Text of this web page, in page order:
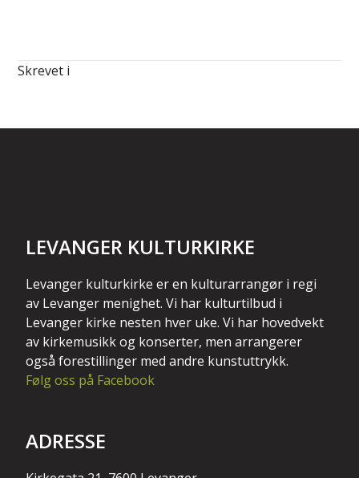
Skrevet i
LEVANGER KULTURKIRKE
Levanger kulturkirke er en kulturarrangør i regi
av Levanger menighet. Vi har kulturtilbud i
Levanger kirke nesten hver uke. Vi har hovedvekt
av kirkemusikk og konserter, men arrangerer
også forestillinger med andre kunstuttrykk.
Følg oss på Facebook
ADRESSE